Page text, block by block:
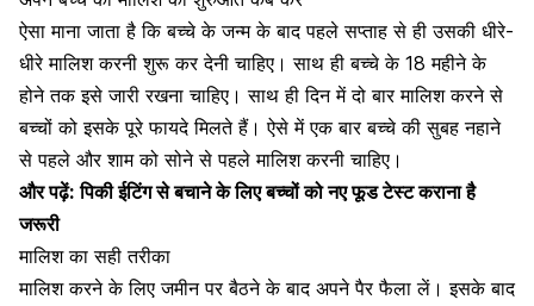
ऐसा माना जाता है किबच्चे के जन्मके बाद पहले सप्ताह से ही उसकी धीरे-
धीरे मालिश करनी शुरू कर देनी चाहिए। साथ ही बच्चे के 18 महीने के
होने तक इसे जारी रखना चाहिए। साथ ही दिन में दो बार मालिश करने से
बच्चों को इसके पूरे फायदे मिलते हैं। ऐसे में एक बार बच्चे की सुबह नहाने
से पहले और शाम को सोने से पहले मालिश करनी चाहिए।
और पढ़ें: पिकी ईटिंग से बचाने के लिए बच्चों को नए फूड टेस्ट कराना है
जरूरी
मालिश का सही तरीका
मालिश करने के लिए जमीन पर बैठने के बाद अपने पैर फैला लें। इसके बाद